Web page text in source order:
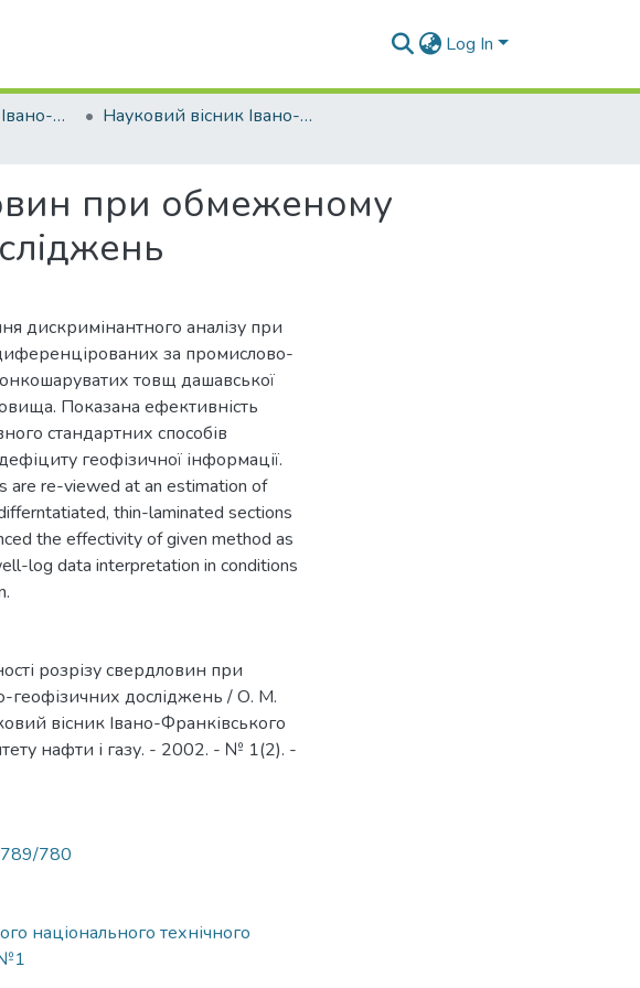
Log In
Науковий вісник Івано-Франківського національного технічного університету нафти і газу
Науковий вісник Івано-Франківського національного технічного університету нафти і газу - 2002 - №1
при обмеженому
дискримінантного аналізу при
за промислово-
товщ дашавської
Показана ефективність
стандартних способів
геофізичної інформації.
are re-viewed at an estimation of
thin-laminated sections
the effectivity of given method as
log data interpretation in conditions
розрізу свердловин при
геофізичних досліджень / О. М.
вісник Івано-Франківського
нафти і газу. - 2002. - № 1(2). -
780
національного технічного
№1